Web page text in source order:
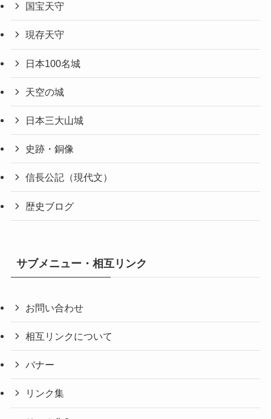
国宝天守
現存天守
日本100名城
天空の城
日本三大山城
史跡・銅像
信長公記（現代文）
歴史ブログ
サブメニュー・相互リンク
お問い合わせ
相互リンクについて
バナー
リンク集